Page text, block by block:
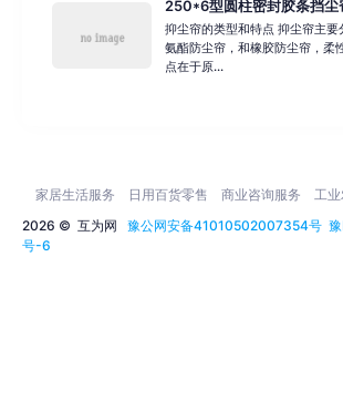
250*6型圆柱密封胶条挡尘
抑尘帘的类型和特点 抑尘帘主
氨酯防尘帘，和橡胶防尘帘，柔
点在于原...
2026 © 互为网 豫公网安备41010502007354号
号-6
家居生活服务 日用百货零售 商业咨询服务 工